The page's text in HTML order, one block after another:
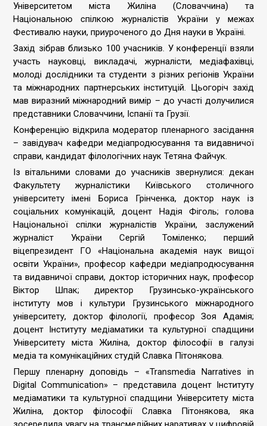
Університетом міста Жиліна (Словаччина) та
Національною спілкою журналістів України у межах
Фестивалю науки, приуроченого до Дня науки в Україні.
Захід зібрав близько 100 учасників. У конференції взяли
участь науковці, викладачі, журналісти, медіафахівці,
молоді дослідники та студенти з різних регіонів України
та міжнародних партнерських інституцій. Цьогоріч захід
мав виразний міжнародний вимір – до участі долучилися
представники Словаччини, Іспанії та Грузії.
Конференцію відкрила модератор пленарного засідання
– завідувач кафедри медіапродюсування та видавничої
справи, кандидат філологічних наук Тетяна Файчук.
Із вітальними словами до учасників звернулися: декан
Факультету журналістики Київського столичного
університету імені Бориса Грінченка, доктор наук із
соціальних комунікацій, доцент Надія Фіголь; голова
Національної спілки журналістів України, заслужений
журналіст України Сергій Томіленко; перший
віцепрезидент ГО «Національна академія наук вищої
освіти України», професор кафедри медіапродюсування
та видавничої справи, доктор історичних наук, професор
Віктор Шпак; директор Грузинсько-українського
інституту мов і культури Грузинського міжнародного
університету, доктор філології, професор Зоя Адамія;
доцент Інституту медіаматики та культурної спадщини
Університету міста Жиліна, доктор філософії в галузі
медіа та комунікаційних студій Славка Пітонякова.
Першу пленарну доповідь – «Transmedia Narratives in
Digital Communication» – представила доцент Інституту
медіаматики та культурної спадщини Університету міста
Жиліна, доктор філософії Славка Пітонякова, яка